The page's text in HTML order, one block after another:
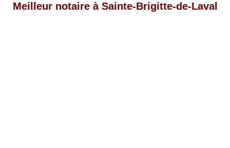
LAVAL
Meilleur notaire à Sainte-Brigitte-de-Laval